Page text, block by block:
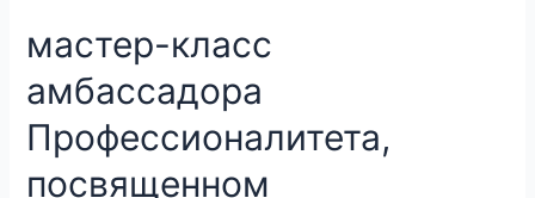
мастер-класс
амбассадора
Профессионалитета,
посвященном